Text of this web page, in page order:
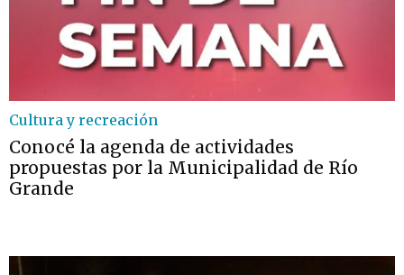
Cultura y recreación
Conocé la agenda de actividades
propuestas por la Municipalidad de Río
Grande